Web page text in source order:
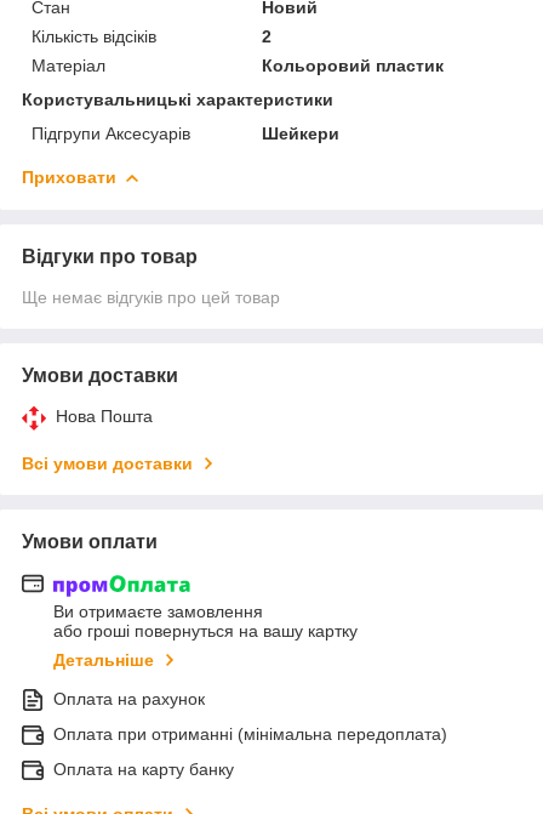
Стан
Новий
Кількість відсіків
2
Матеріал
Кольоровий пластик
Користувальницькі характеристики
Підгрупи Аксесуарів
Шейкери
Приховати
Відгуки про товар
Ще немає відгуків про цей товар
Умови доставки
Нова Пошта
Всі умови доставки
Умови оплати
Ви отримаєте замовлення
або гроші повернуться на вашу картку
Детальніше
Оплата на рахунок
Оплата при отриманні (мінімальна передоплата)
Оплата на карту банку